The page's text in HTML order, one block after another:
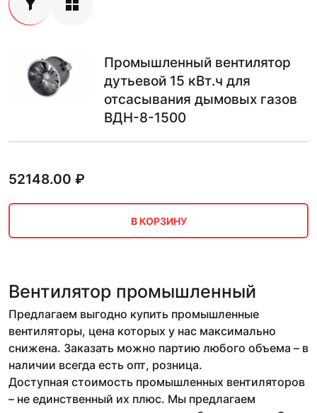
Промышленный вентилятор
дутьевой 15 кВт.ч для
отсасывания дымовых газов
ВДН-8-1500
52148.00 ₽
В КОРЗИНУ
Вентилятор промышленный
Предлагаем выгодно купить промышленные
вентиляторы, цена которых у нас максимально
снижена. Заказать можно партию любого объема – в
наличии всегда есть опт, розница.
Доступная стоимость промышленных вентиляторов
– не единственный их плюс. Мы предлагаем